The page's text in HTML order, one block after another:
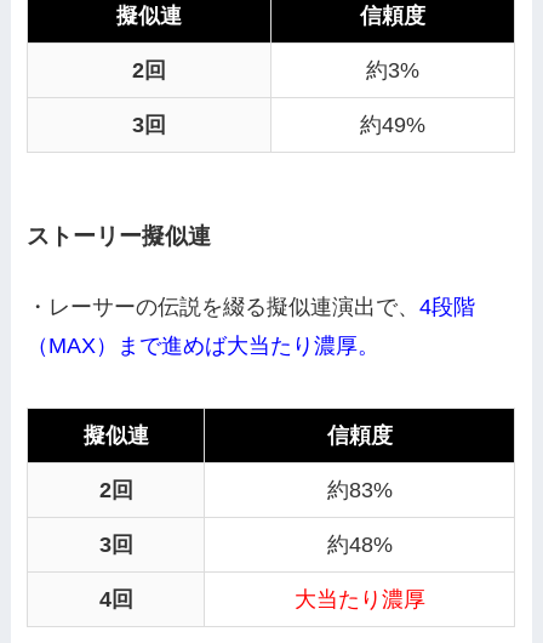
擬似連 信頼度
2回 約3%
3回 約49%
ストーリー擬似連
・レーサーの伝説を綴る擬似連演出で、4段階
（MAX）まで進めば大当たり濃厚。
擬似連 信頼度
2回 約83%
3回 約48%
4回 大当たり濃厚